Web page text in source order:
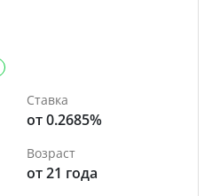
Ставка
от 0.2685%
Возраст
от 21 года